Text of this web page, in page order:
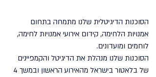
הסוכנות הדיגיטלית שלנו מתמחה בתחום
אמנויות הלחימה, קידום אירועי אמנויות לחימה,
לוחמים ומועדונים.
הסוכנות שלנו מנהלת את הדיגיטל והקמפיינים
של בלאטור בישראל מהאירוע הראשון ובמשך 4